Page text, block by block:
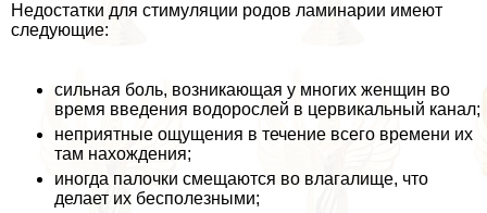
Недостатки для стимуляции родов ламинарии имеют
следующие:
сильная боль, возникающая у многих женщин во
время введения водорослей в цервикальный канал;
неприятные ощущения в течение всего времени их
там нахождения;
иногда палочки смещаются во влагалище, что
делает их бесполезными;